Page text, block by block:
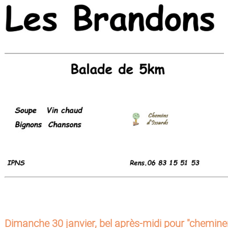
Dimanche 30 janvier, bel après-midi pour